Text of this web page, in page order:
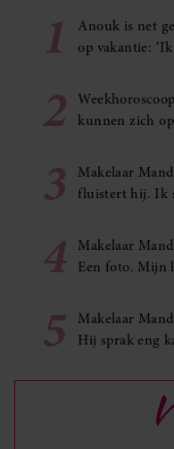
1
Anouk is net
op vakantie:
2
kunnen zich
3
Makelaar
fluistert hij. Ik
4
Makelaar
Een foto. Mijn
5
Makelaar
Hij sprak eng